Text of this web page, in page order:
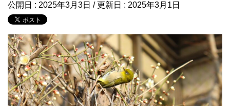
公開日 : 2025年3月3日 / 更新日 : 2025年3月1日